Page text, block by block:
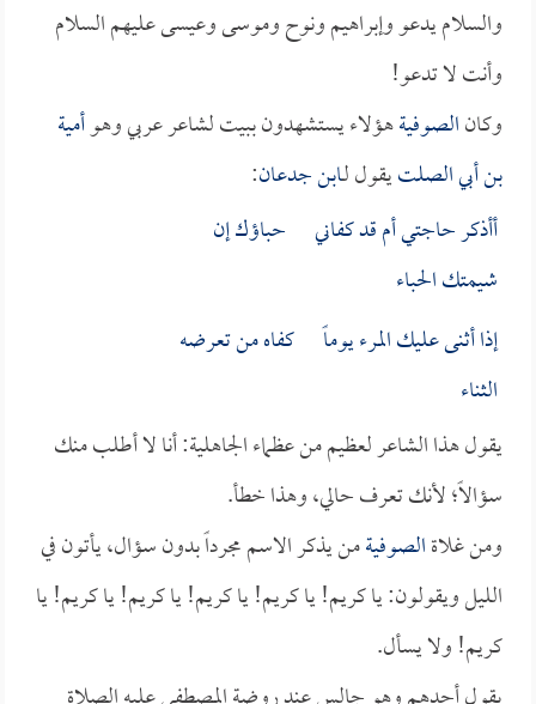
والسلام يدعو وإبراهيم ونوح وموسى وعيسى عليهم السلام
وأنت لا تدعو!
وكانالصوفيةهؤلاء يستشهدون ببيت لشاعر عربي وهوأمية
بن أبي الصلتيقول لـابن جدعان:
أأذكر حاجتي أم قد كفاني حباؤك إن
شيمتك الحباء
إذا أثنى عليك المرء يوماً كفاه من تعرضه
الثناء
يقول هذا الشاعر لعظيم من عظماء الجاهلية: أنا لا أطلب منك
سؤالاً؛ لأنك تعرف حالي، وهذا خطأ.
ومن غلاةالصوفيةمن يذكر الاسم مجرداً بدون سؤال، يأتون في
الليل ويقولون: يا كريم! يا كريم! يا كريم! يا كريم! يا كريم! يا
كريم! ولا يسأل.